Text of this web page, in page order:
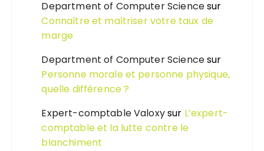
Department of Computer Sciencesur
Connaître et maîtriser votre taux de
marge
Department of Computer Sciencesur
Personne morale et personne physique,
quelle différence ?
Expert-comptable Valoxysur L’expert-
comptable et la lutte contre le
blanchiment